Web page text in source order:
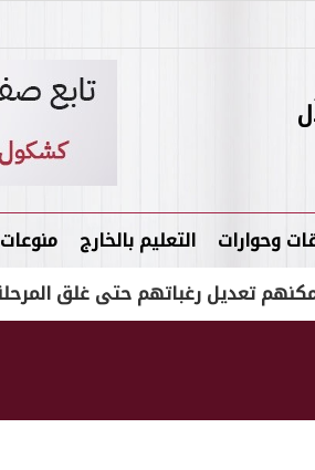
وحوارات التعليم بالخارج منوعات
حتى غلق المرحلة الأولى